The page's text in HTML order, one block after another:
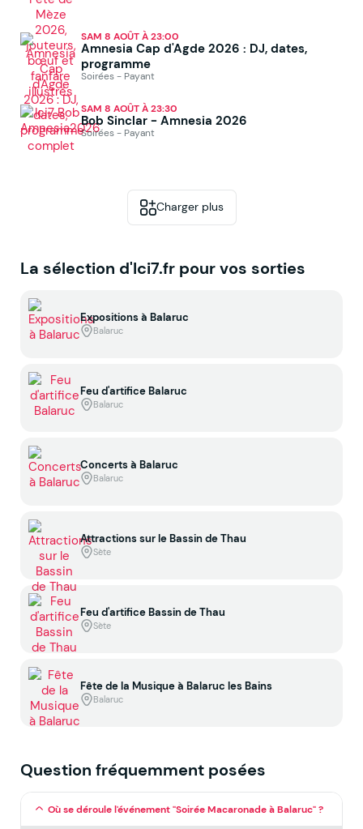
SAM 8 AOÛT À 23:00
Amnesia Cap d'Agde 2026 : DJ, dates,
programme
Soirées - Payant
SAM 8 AOÛT À 23:30
Bob Sinclar - Amnesia 2026
Soirées - Payant
Charger plus
La sélection d'Ici7.fr pour vos sorties
Expositions à Balaruc
Balaruc
Feu d'artifice Balaruc
Balaruc
Concerts à Balaruc
Balaruc
Attractions sur le Bassin de Thau
Sète
Feu d'artifice Bassin de Thau
Sète
Fête de la Musique à Balaruc les Bains
Balaruc
Question fréquemment posées
Où se déroule l'événement "Soirée Macaronade à Balaruc" ?